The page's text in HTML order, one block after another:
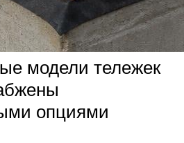
модели тележек
опциями